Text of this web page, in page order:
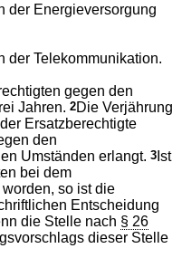
der Energieversorgung
der Telekommunikation.
gegen den
Jahren.2Die Verjährung
Ersatzberechtigte
den
Umständen erlangt.3 Ist
bei dem
so ist die
Entscheidung
die Stelle nach § 26
dieser Stelle